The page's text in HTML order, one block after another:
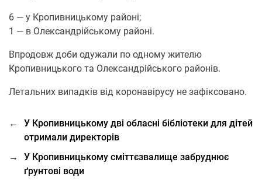
6 — у Кропивницькому районі;
1 — в Олександрійському районі.
Впродовж доби одужали по одному жителю
Кропивницького та Олександрійського районів.
Летальних випадків від коронавірусу не зафіксовано.
←
У Кропивницькому дві обласні бібліотеки для дітей
отримали директорів
→
У Кропивницькому сміттєзвалище забруднює
ґрунтові води